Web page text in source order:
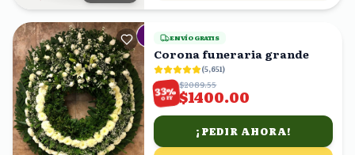
ENVÍO GRATIS
Corona funeraria grande
(5,651)
33%
OFF
$2089.55
$1400.00
¡PEDIR AHORA!